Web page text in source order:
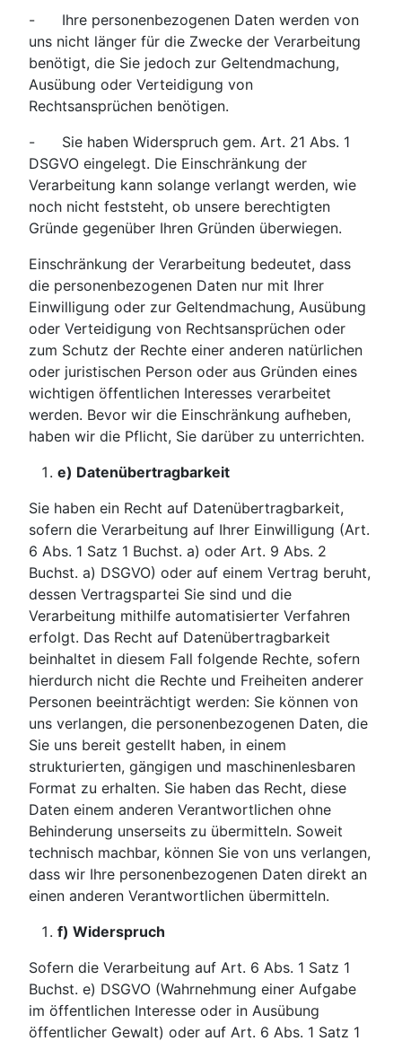
- Ihre personenbezogenen Daten werden von
uns nicht länger für die Zwecke der Verarbeitung
benötigt, die Sie jedoch zur Geltendmachung,
Ausübung oder Verteidigung von
Rechtsansprüchen benötigen.
- Sie haben Widerspruch gem. Art. 21 Abs. 1
DSGVO eingelegt. Die Einschränkung der
Verarbeitung kann solange verlangt werden, wie
noch nicht feststeht, ob unsere berechtigten
Gründe gegenüber Ihren Gründen überwiegen.
Einschränkung der Verarbeitung bedeutet, dass
die personenbezogenen Daten nur mit Ihrer
Einwilligung oder zur Geltendmachung, Ausübung
oder Verteidigung von Rechtsan­sprüchen oder
zum Schutz der Rechte einer anderen natürlichen
oder juristischen Person oder aus Gründen eines
wichtigen öffentlichen Interesses verarbeitet
werden. Bevor wir die Einschränkung aufheben,
haben wir die Pflicht, Sie darüber zu unterrichten.
e) Datenübertragbarkeit
Sie haben ein Recht auf Datenübertragbarkeit,
sofern die Verarbeitung auf Ihrer Einwilligung (Art.
6 Abs. 1 Satz 1 Buchst. a) oder Art. 9 Abs. 2
Buchst. a) DSGVO) oder auf einem Vertrag beruht,
dessen Vertragspartei Sie sind und die
Verarbeitung mithilfe automatisierter Verfahren
erfolgt. Das Recht auf Datenübertragbarkeit
beinhaltet in diesem Fall folgende Rechte, sofern
hierdurch nicht die Rechte und Freiheiten anderer
Personen beeinträchtigt werden: Sie können von
uns verlangen, die personenbezogenen Daten, die
Sie uns bereit gestellt haben, in einem
strukturierten, gängigen und maschinenlesbaren
Format zu erhalten. Sie haben das Recht, diese
Daten einem anderen Verantwortlichen ohne
Behinderung unserseits zu übermitteln. Soweit
technisch machbar, können Sie von uns verlangen,
dass wir Ihre personenbezogenen Daten direkt an
einen anderen Verantwortlichen übermitteln.
f) Widerspruch
Sofern die Verarbeitung auf Art. 6 Abs. 1 Satz 1
Buchst. e) DSGVO (Wahrnehmung einer Aufgabe
im öffentlichen Interesse oder in Ausübung
öffentlicher Gewalt) oder auf Art. 6 Abs. 1 Satz 1